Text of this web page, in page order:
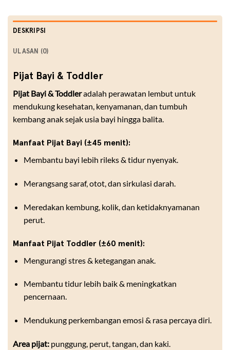
DESKRIPSI
ULASAN (0)
Pijat Bayi & Toddler
Pijat Bayi & Toddleradalah perawatan lembut untuk
mendukung kesehatan, kenyamanan, dan tumbuh
kembang anak sejak usia bayi hingga balita.
Manfaat Pijat Bayi (±45 menit):
Membantu bayi lebih rileks & tidur nyenyak.
Merangsang saraf, otot, dan sirkulasi darah.
Meredakan kembung, kolik, dan ketidaknyamanan
perut.
Manfaat Pijat Toddler (±60 menit):
Mengurangi stres & ketegangan anak.
Membantu tidur lebih baik & meningkatkan
pencernaan.
Mendukung perkembangan emosi & rasa percaya diri.
Area pijat: punggung, perut, tangan, dan kaki.